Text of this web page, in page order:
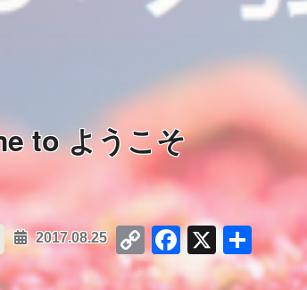
to ようこそ
2017.08.25 Copy
Link
Facebook
X 共
有